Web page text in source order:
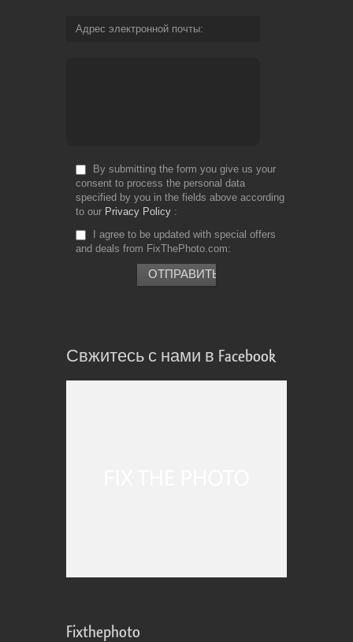
Адрес электронной почты
By submitting the form you give us your
consent to process the personal data
specified by you in the fields above according
to our Privacy Policy
I agree to be updated with special offers
and deals from FixThePhoto.com
Свжитесь с нами в Facebook
Fixthephoto